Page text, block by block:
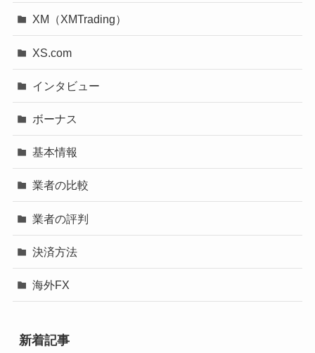
XM（XMTrading）
XS.com
インタビュー
ボーナス
基本情報
業者の比較
業者の評判
決済方法
海外FX
新着記事